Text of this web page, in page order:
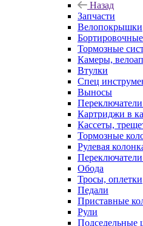
Назад
Запчасти
Велопокрышки
Тормозные
Камеры,
Втулки
Спец
Выносы
Переключатели
Картриджи в
Кассеты,
Тормозные
Рулевая
Обода
Тросы, оплетки
Педали
Приставные
Рули
Подседельные